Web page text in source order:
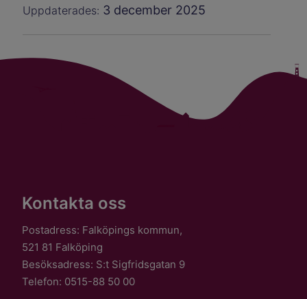
Uppdaterades: 3 december 2025
Kontakta oss
Postadress: Falköpings kommun,
521 81 Falköping
Besöksadress: S:t Sigfridsgatan 9
Telefon: 0515-88 50 00